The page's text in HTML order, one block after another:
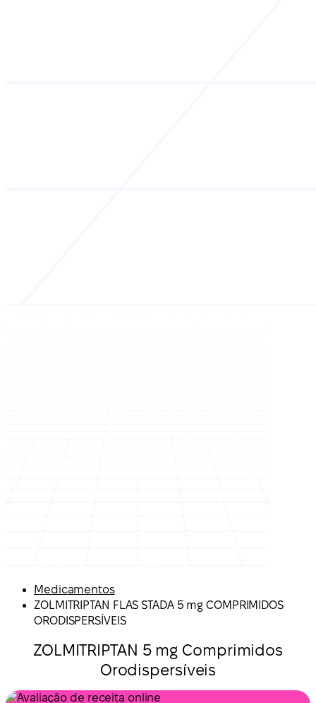
Medicamentos
ZOLMITRIPTAN FLAS STADA 5 mg COMPRIMIDOS
ORODISPERSÍVEIS
ZOLMITRIPTAN 5 mg Comprimidos
Orodispersíveis